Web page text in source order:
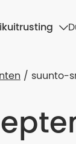
suunto-